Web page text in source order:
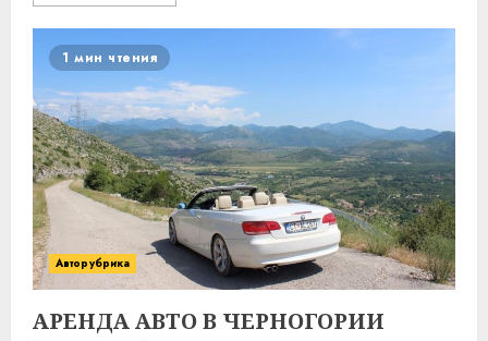
1 мин чтения
Авторубрика
АРЕНДА АВТО В ЧЕРНОГОРИИ